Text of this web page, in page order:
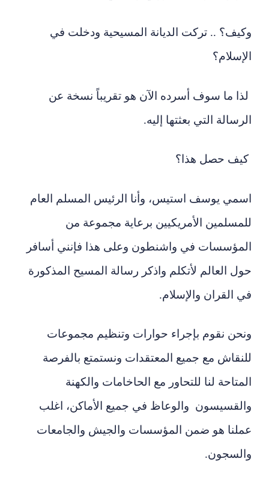
وكيف؟ .. تركت الديانة المسيحية ودخلت في
الإسلام؟
لذا ما سوف أسرده الآن هو تقريباً نسخة عن
الرسالة التي بعثتها إليه.
كيف حصل هذا؟
اسمي يوسف استيس، وأنا الرئيس المسلم العام
للمسلمين الأمريكيين برعاية مجموعة من
المؤسسات في واشنطون وعلى هذا فإنني أسافر
حول العالم لأتكلم واذكر رسالة المسيح المذكورة
في القران والإسلام.
ونحن نقوم بإجراء حوارات وتنظيم مجموعات
للنقاش مع جميع المعتقدات ونستمتع بالفرصة
المتاحة لنا للتحاور مع الحاخامات والكهنة
والقسيسون والوعاظ في جميع الأماكن، اغلب
عملنا هو ضمن المؤسسات والجيش والجامعات
والسجون.